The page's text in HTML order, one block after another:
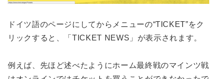
ドイツ語のページにしてからメニューの“TICKET”をク
リックすると、「TICKET NEWS」が表示されます。
例えば、先ほど述べたようにホーム最終戦のマインツ戦